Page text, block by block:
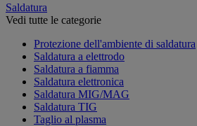
Saldatura
Vedi tutte le categorie
Protezione dell'ambiente di saldatura
Saldatura a elettrodo
Saldatura a fiamma
Saldatura elettronica
Saldatura MIG/MAG
Saldatura TIG
Taglio al plasma